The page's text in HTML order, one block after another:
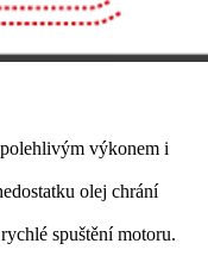
výkonem i
olej chrání
spuštění motoru.